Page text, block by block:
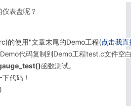
表盘呢？
的使用"文章末尾的Demo工程(点击我
代码复制到Demo工程test.c文件空
函数测试。
代码！